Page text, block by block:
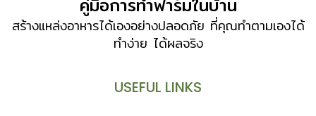
สร้างแหล่งอาหารได้เองอย่างปลอดภัย ที่คุณทำตามเองได้
ทำง่าย ได้ผลจริง
USEFUL LINKS